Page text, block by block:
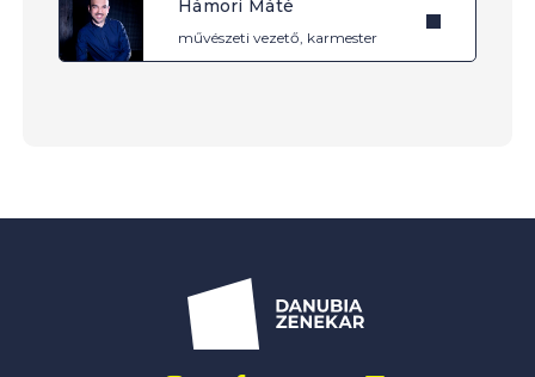
Hámori Máté
művészeti vezető, karmester